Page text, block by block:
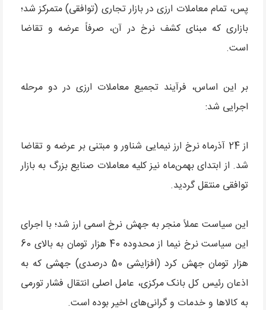
پس، تمام معاملات ارزی در بازار تجاری (توافقی) متمرکز شد؛
بازاری که مبنای کشف نرخ در آن، صرفاً عرضه و تقاضا
است.
بر این اساس، فرآیند تجمیع معاملات ارزی در دو مرحله
اجرایی شد:
از 24 آذرماه نرخ ارز نیمایی شناور و مبتنی بر عرضه و تقاضا
شد. از ابتدای بهمن‌ماه نیز کلیه معاملات صنایع بزرگ به بازار
توافقی منتقل گردید.
این سیاست عملاً منجر به جهش نرخ اسمی ارز شد؛ با اجرای
این سیاست نرخ نیما از محدوده 40 هزار تومان به بالای 60
هزار تومان جهش کرد (افزایشی 50 درصدی) جهشی که به
اذعان رئیس کل بانک مرکزی، عامل اصلی انتقال فشار تورمی
به کالاها و خدمات و گرانی‌های اخیر بوده است.